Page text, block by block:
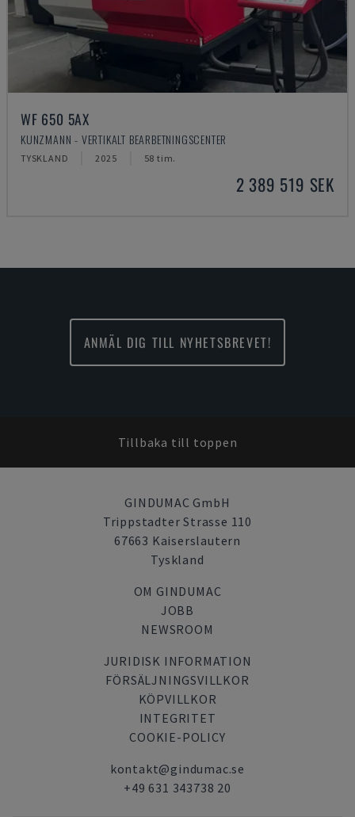
WF 650 5AX
KUNZMANN - VERTIKALT BEARBETNINGSCENTER
TYSKLAND 2025 58 tim.
2 389 519 SEK
ANMÄL DIG TILL NYHETSBREVET!
Tillbaka till toppen
GINDUMAC GmbH
Trippstadter Strasse 110
67663 Kaiserslautern
Tyskland
OM GINDUMAC
JOBB
NEWSROOM
JURIDISK INFORMATION
FÖRSÄLJNINGSVILLKOR
KÖPVILLKOR
INTEGRITET
COOKIE-POLICY
kontakt@gindumac.se
+49 631 343738 20